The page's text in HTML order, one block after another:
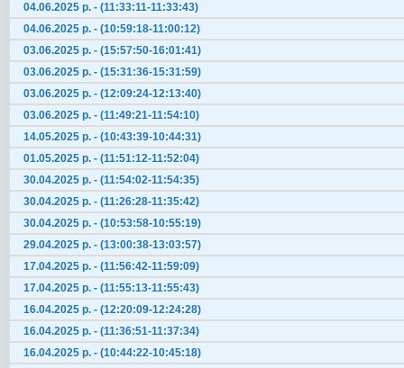
04.06.2025 р. - (11:33:11-11:33:43)
04.06.2025 р. - (10:59:18-11:00:12)
03.06.2025 р. - (15:57:50-16:01:41)
03.06.2025 р. - (15:31:36-15:31:59)
03.06.2025 р. - (12:09:24-12:13:40)
03.06.2025 р. - (11:49:21-11:54:10)
14.05.2025 р. - (10:43:39-10:44:31)
01.05.2025 р. - (11:51:12-11:52:04)
30.04.2025 р. - (11:54:02-11:54:35)
30.04.2025 р. - (11:26:28-11:35:42)
30.04.2025 р. - (10:53:58-10:55:19)
29.04.2025 р. - (13:00:38-13:03:57)
17.04.2025 р. - (11:56:42-11:59:09)
17.04.2025 р. - (11:55:13-11:55:43)
16.04.2025 р. - (12:20:09-12:24:28)
16.04.2025 р. - (11:36:51-11:37:34)
16.04.2025 р. - (10:44:22-10:45:18)